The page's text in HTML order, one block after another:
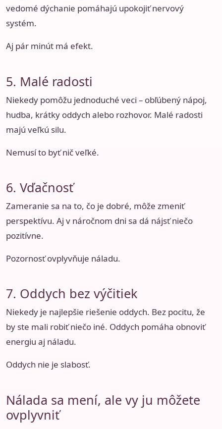
vedomé dýchanie pomáhajú upokojiť nervový
systém.
Aj pár minút má efekt.
5. Malé radosti
Niekedy pomôžu jednoduché veci – obľúbený nápoj,
hudba, krátky oddych alebo rozhovor. Malé radosti
majú veľkú silu.
Nemusí to byť nič veľké.
6. Vďačnosť
Zameranie sa na to, čo je dobré, môže zmeniť
perspektívu. Aj v náročnom dni sa dá nájsť niečo
pozitívne.
Pozornosť ovplyvňuje náladu.
7. Oddych bez výčitiek
Niekedy je najlepšie riešenie oddych. Bez pocitu, že
by ste mali robiť niečo iné. Oddych pomáha obnoviť
energiu aj náladu.
Oddych nie je slabosť.
Nálada sa mení, ale vy ju môžete
ovplyvniť